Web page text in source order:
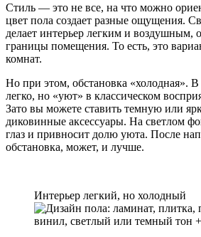
Стиль — это не все, на что можно
цвет пола создает разные ощущения.
делает интерьер легким и воздушным,
границы помещения. То есть, это
комнат.
Но при этом, обстановка «холодная».
легко, но «уют» в классическом
Зато вы можете ставить темную или
диковинные аксессуары. На светлом
глаз и привносит долю уюта. После
обстановка, может, и лучше.
Интерьер легкий, но холодный